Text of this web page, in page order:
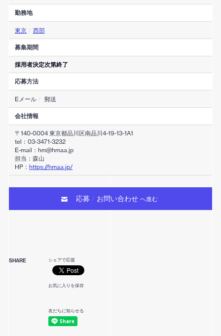
勤務地
東京 / 西部
募集期間
採用者決定次第終了
応募方法
Eメール / 郵送
会社情報
〒140-0004 東京都品川区南品川4-19-13-1A1
tel：03-3471-3232
E-mail：hm@hmaa.jp
担当：森山
HP：https://hmaa.jp/
応募 / お問い合わせへ進む
SHARE シェアで応援
お気に入りを保存
友だちに知らせる